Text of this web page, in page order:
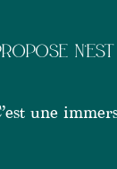
une